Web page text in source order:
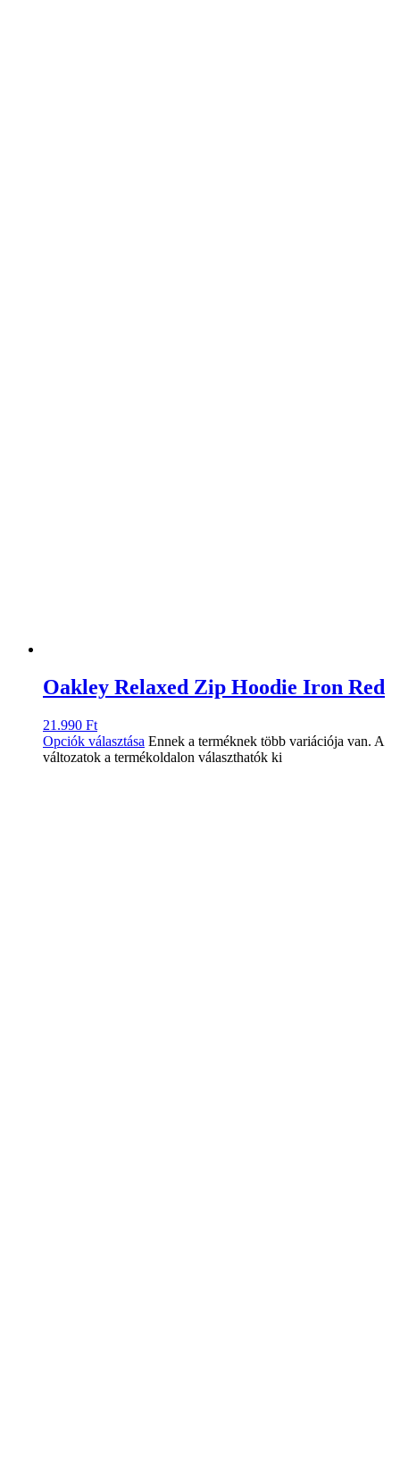
Oakley Relaxed Zip Hoodie Iron Red
21.990 Ft
Opciók választása Ennek a terméknek több variációja van. A
változatok a termékoldalon választhatók ki